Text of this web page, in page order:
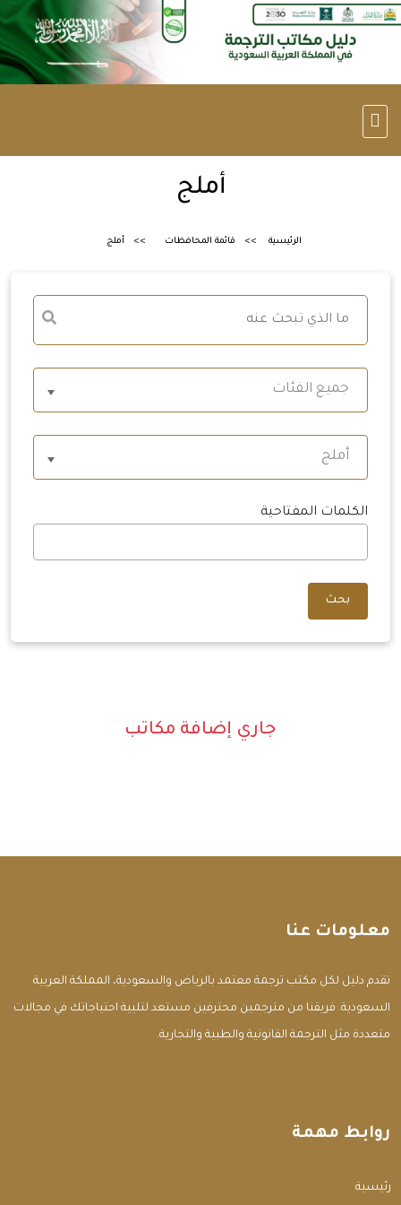
أملج
الرئيسية قائمة المحافظات أملج
جميع الفئات
أملج
الكلمات المفتاحية
بحث
جاري إضافة مكاتب
معلومات عنا
تقدم دليل لكل مكتب ترجمة معتمد بالرياض والسعودية، المملكة العربية
السعودية. فريقنا من مترجمين محترفين مستعد لتلبية احتياجاتك في مجالات
متعددة مثل الترجمة القانونية والطبية والتجارية.
روابط مهمة
الرئيسية